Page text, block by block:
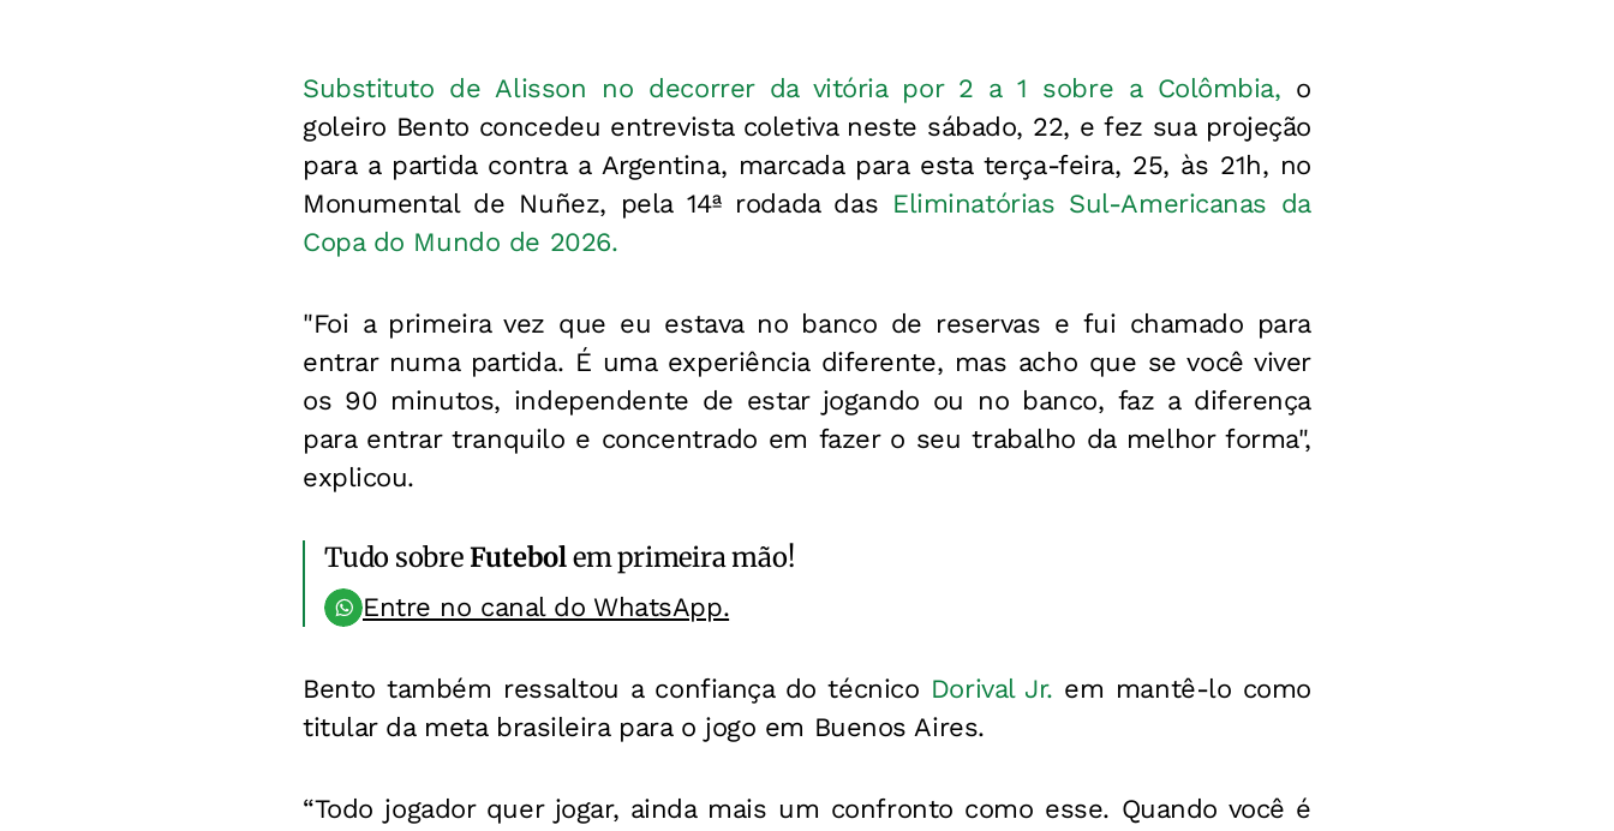
Substituto de Alisson no decorrer da vitória por 2 a 1 sobre a Colômbia, o
goleiro Bento concedeu entrevista coletiva neste sábado, 22, e fez sua projeção
para a partida contra a Argentina, marcada para esta terça-feira, 25, às 21h, no
Monumental de Nuñez, pela 14ª rodada das Eliminatórias Sul-Americanas da
Copa do Mundo de 2026.
"Foi a primeira vez que eu estava no banco de reservas e fui chamado para
entrar numa partida. É uma experiência diferente, mas acho que se você viver
os 90 minutos, independente de estar jogando ou no banco, faz a diferença
para entrar tranquilo e concentrado em fazer o seu trabalho da melhor forma",
explicou.
Tudo sobreFutebolem primeira mão!
Entre no canal do WhatsApp.
Bento também ressaltou a confiança do técnico Dorival Jr. em mantê-lo como
titular da meta brasileira para o jogo em Buenos Aires.
“Todo jogador quer jogar, ainda mais um confronto como esse. Quando você é